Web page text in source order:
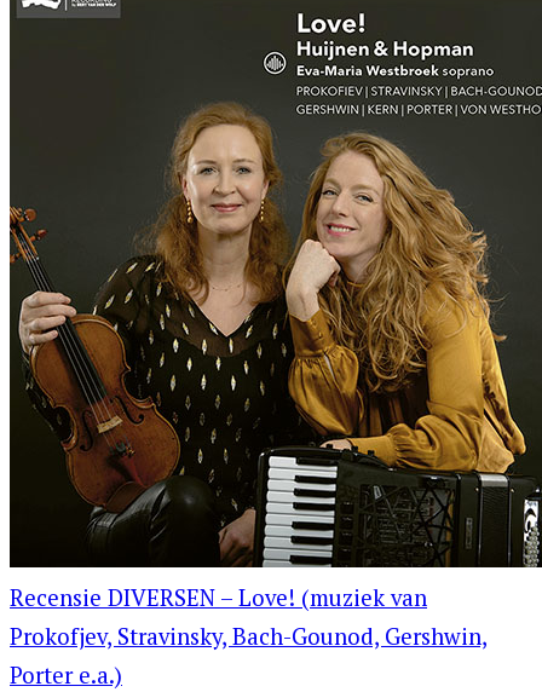
Recensie DIVERSEN – Love! (muziek van
Prokofjev, Stravinsky, Bach-Gounod, Gershwin,
Porter e.a.)